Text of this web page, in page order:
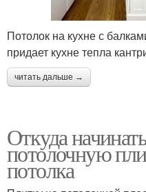
Потолок на кухне с
придает кухне тепла
читать дальше →
Откуда
потолочную
потолка